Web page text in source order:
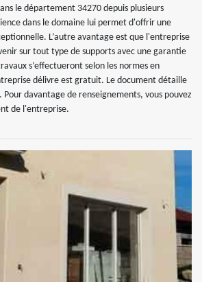
le département 34270 depuis plusieurs
dans le domaine lui permet d'offrir une
L’autre avantage est que l'entreprise
sur tout type de supports avec une garantie
s’effectueront selon les normes en
délivre est gratuit. Le document détaille
Pour davantage de renseignements, vous pouvez
de l'entreprise.